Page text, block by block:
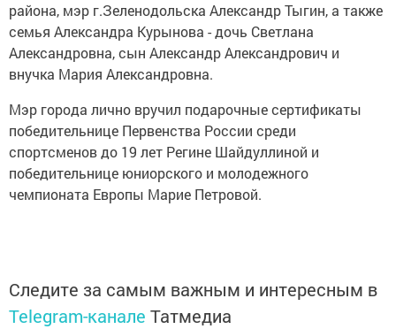
района, мэр г.Зеленодольска Александр Тыгин, а также
семья Александра Курынова - дочь Светлана
Александровна, сын Александр Александрович и
внучка Мария Александровна.
Мэр города лично вручил подарочные сертификаты
победительнице Первенства России среди
спортсменов до 19 лет Регине Шайдуллиной и
победительнице юниорского и молодежного
чемпионата Европы Марие Петровой.
Следите за самым важным и интересным в
Telegram-канале Татмедиа